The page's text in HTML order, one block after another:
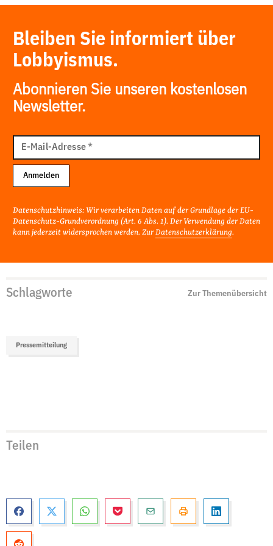
Bleiben Sie informiert über
Lobbyismus.
Abonnieren Sie unseren kostenlosen
Newsletter.
Mail
Adresse
E-Mail-Adresse*
Anmelden
Datenschutzhinweis: Wir verarbeiten Daten auf der Grundlage der EU-
Datenschutz-Grundverordnung (Art. 6 Abs. 1). Der Verwendung der Daten
kann jederzeit widersprochen werden. Zur Datenschutzerklärung.
Schlagworte Zur Themenübersicht
Pressemitteilung
Teilen